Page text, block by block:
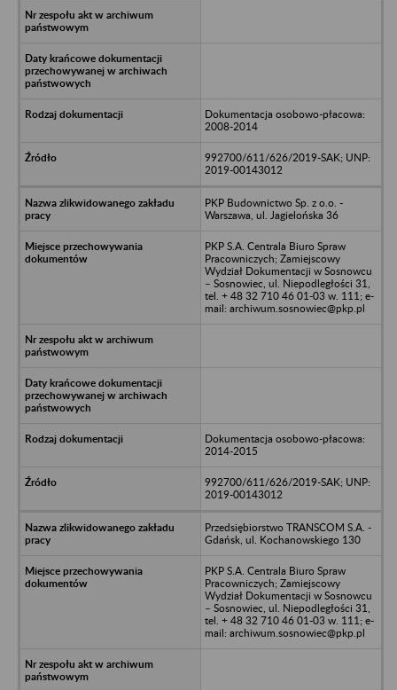
Dokumentacja osobowo-płacowa:
2008-2014
992700/611/626/2019-SAK; UNP:
2019-00143012
PKP Budownictwo Sp. z o.o. -
Warszawa, ul. Jagielońska 36
PKP S.A. Centrala Biuro Spraw
Pracowniczych; Zamiejscowy
Wydział Dokumentacji w Sosnowcu
– Sosnowiec, ul. Niepodległości 31,
tel. + 48 32 710 46 01-03 w. 111; e-
mail: archiwum.sosnowiec@pkp.pl
Dokumentacja osobowo-płacowa:
2014-2015
992700/611/626/2019-SAK; UNP:
2019-00143012
Przedsiębiorstwo TRANSCOM S.A. -
Gdańsk, ul. Kochanowskiego 130
PKP S.A. Centrala Biuro Spraw
Pracowniczych; Zamiejscowy
Wydział Dokumentacji w Sosnowcu
– Sosnowiec, ul. Niepodległości 31,
tel. + 48 32 710 46 01-03 w. 111; e-
mail: archiwum.sosnowiec@pkp.pl